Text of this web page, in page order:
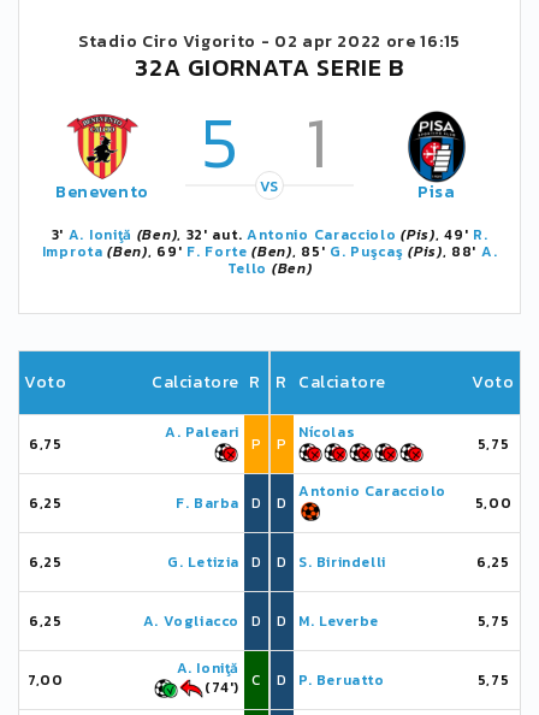
Stadio Ciro Vigorito - 02 apr 2022 ore 16:15
32A GIORNATA SERIE B
Benevento 5 1
VS Pisa
3' A. Ioniţă (Ben), 32' aut. Antonio Caracciolo (Pis), 49' R.
Improta (Ben), 69' F. Forte (Ben), 85' G. Puşcaş (Pis), 88' A.
Tello (Ben)
Voto Calciatore R
6,75
A. Paleari
P
6,25 F. Barba D
6,25 G. Letizia D
6,25 A. Vogliacco D
7,00
A. Ioniţă
(74')
C
R Calciatore Voto
P
Nícolas
5,75
D
Antonio Caracciolo
5,00
D S. Birindelli 6,25
D M. Leverbe 5,75
D P. Beruatto 5,75